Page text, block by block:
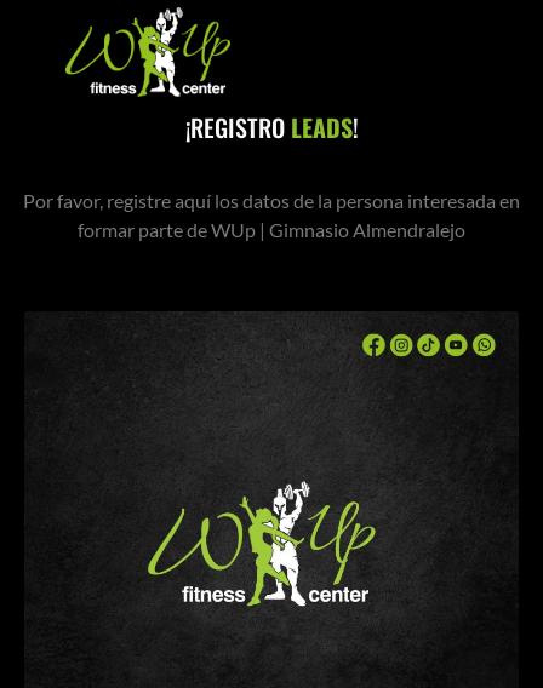
¡REGISTRO LEADS!
Por favor, registre aquí los datos de la persona interesada en
formar parte de WUp | Gimnasio Almendralejo